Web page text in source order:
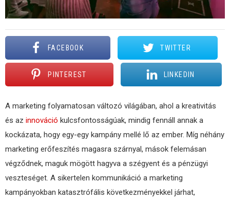
FACEBOOK TWITTER
PINTEREST LINKEDIN
A marketing folyamatosan változó világában, ahol a kreativitás
és az innováció kulcsfontosságúak, mindig fennáll annak a
kockázata, hogy egy-egy kampány mellé lő az ember. Míg néhány
marketing erőfeszítés magasra szárnyal, mások felemásan
végződnek, maguk mögött hagyva a szégyent és a pénzügyi
veszteséget. A sikertelen kommunikáció a marketing
kampányokban katasztrófális következményekkel járhat,